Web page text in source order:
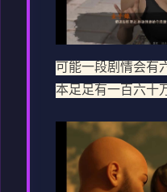
可能一段剧情会有
本足足有一百六十